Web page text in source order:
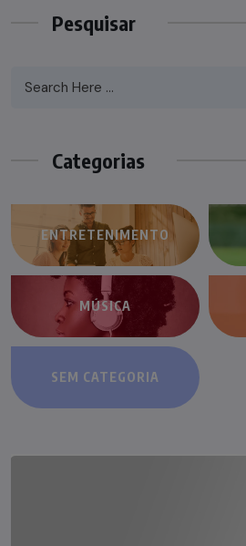
Pesquisar
Categorias
ENTRETENIMENTO
MÚSICA
SEM CATEGORIA